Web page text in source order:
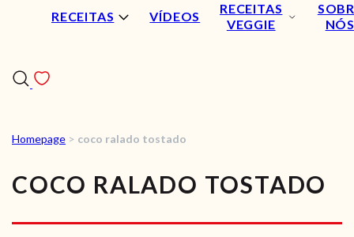
RECEITAS VÍDEOS
RECEITAS
VEGGIE
NÓS
RECEITAS
VÍDEOS
RECEITAS VEGGIE
Homepage > coco ralado tostado
COCO RALADO TOSTADO